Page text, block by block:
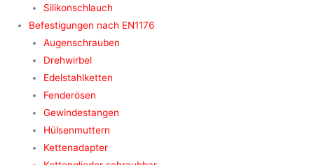
Silikonschlauch
Befestigungen nach EN1176
Augenschrauben
Drehwirbel
Edelstahlketten
Fenderösen
Gewindestangen
Hülsenmuttern
Kettenadapter